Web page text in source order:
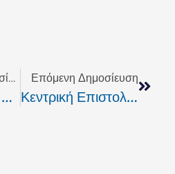
Προηγούμενη Δημοσίευση
Κεντρική Ομιλία Σταύρου Αρναουτάκη Στο Ρέθυμνο
Επόμενη Δημοσίευση
Κεντρική Επιστολή Πετρακάκη Για Το Αμάρι